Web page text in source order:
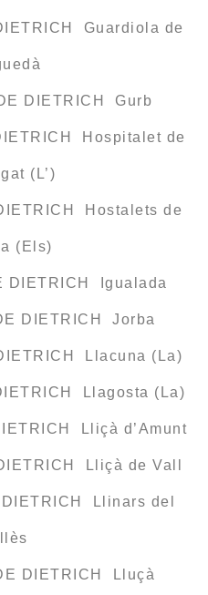
Guardiola de
DIETRICH Gurb
Hospitalet de
(L’)
Hostalets de
(Els)
DIETRICH Igualada
DIETRICH Jorba
Llacuna (La)
Llagosta (La)
Lliçà d’Amunt
Lliçà de Vall
Llinars del
DIETRICH Lluçà